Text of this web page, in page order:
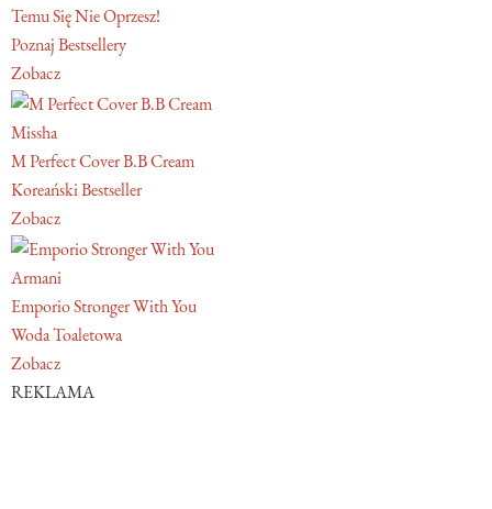
Temu Się Nie Oprzesz!
Poznaj Bestsellery
Zobacz
Missha
M Perfect Cover B.B Cream
Koreański Bestseller
Zobacz
Armani
Emporio Stronger With You
Woda Toaletowa
Zobacz
REKLAMA